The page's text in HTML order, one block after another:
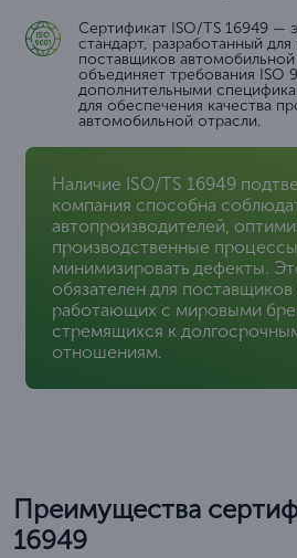
Сертификат ISO/TS 16949 —
стандарт, разработанный
поставщиков
объединяет требования ISO
дополнительными
для обеспечения качества
автомобильной отрасли.
Наличие ISO/TS 16949
компания способна
автопроизводителей,
производственные
минимизировать дефекты.
обязателен для
работающих с мировыми
стремящихся к
отношениям.
Преимущества
16949